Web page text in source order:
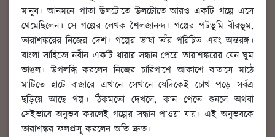
মানুষ। আনমনে পাতা উলটোতে উলটোতে আরও একটি গল্পে এসে
থেমেছিলেন। সে গল্পের লেখক শৈলজানন্দ। গল্পের পটভূমি বীরভূম,
তারাশঙ্করের নিজের দেশ। গল্পের ভাষা তাঁর পরিচিত এবং অন্তরঙ্গ।
বাংলা সাহিত্যে নবীন একটি ধারার সন্ধান পেয়ে তারাশঙ্করের যেন ঘুম
ভাঙল। উপলব্ধি করলেন নিজের চারিপাশে আকাশে বাতাসে মাঠে
মাটিতে হাটে বাজারে এখানে সেখানে যেদিকেই চোখ পড়ে সর্বত্র
ছড়িয়ে আছে গল্প। ঠিকমতো দেখলে, কান পেতে শুনলে অথবা
সেইভাবে অনুভব করলেই গল্পের সন্ধান পাওয়া যায়। এই অনুভবকে
তারাশঙ্কর ফলপ্রসূ করলেন অতি দ্রুত।